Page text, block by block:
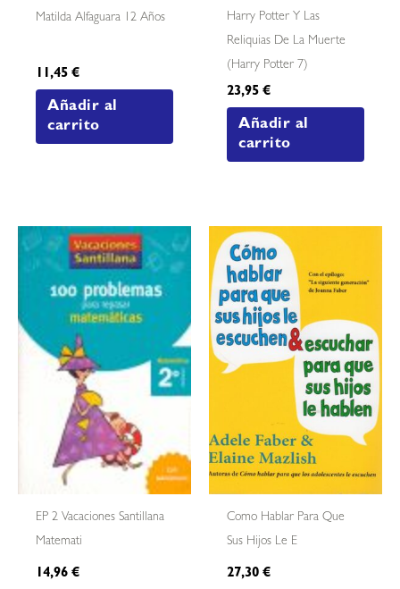
Matilda Alfaguara 12 Años
11,45€
Añadir al
carrito
Harry Potter Y Las
Reliquias De La Muerte
(harry Potter 7)
23,95€
Añadir al
carrito
EP 2 Vacaciones Santillana
Matemati
14,96€
Como Hablar Para Que
Sus Hijos Le E
27,30€